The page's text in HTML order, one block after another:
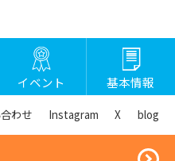
イベント 基本情報
わせ Instagram X blog